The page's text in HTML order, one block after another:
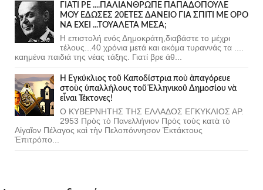
ΓΙΑΤΙ ΡΕ ....ΠΑΛΙΑΝΘΡΩΠΕ ΠΑΠΑΔΟΠΟΥΛΕ
ΜΟΥ ΕΔΩΣΕΣ 20ΕΤΕΣ ΔΑΝΕΙΟ ΓΙΑ ΣΠΙΤΙ ΜΕ ΟΡΟ
ΝΑ ΕΧΕΙ ...ΤΟΥΑΛΕΤΑ ΜΕΣΑ;
Η επιστολή ενός Δημοκράτη,διαβάστε το μέχρι
τέλους...40 χρόνια μετά και ακόμα τυραννάς τα ....
καημένα παιδιά της νέας τάξης. Γιατί βρε άθ...
Ἡ Ἐγκύκλιος τοῦ Καποδίστρια ποὺ ἀπαγόρευε
στοὺς ὑπαλλήλους τοῦ Ἑλληνικοῦ Δημοσίου νὰ
εἶναι Τέκτονες!
Ο ΚΥΒΕΡΝΗΤΗΣ ΤΗΣ ΕΛΛΑΔΟΣ ΕΓΚΥΚΛΙΟΣ ΑΡ.
2953 Πρὸς τὸ Πανελλήνιον Πρὸς τοὺς κατὰ τὸ
Αἰγαῖον Πέλαγος καὶ τὴν Πελοπόννησον Ἐκτάκτους
Ἐπιτρόπο...